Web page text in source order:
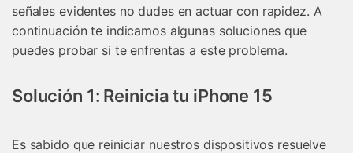
señales evidentes no dudes en actuar con rapidez. A
continuación te indicamos algunas soluciones que
puedes probar si te enfrentas a este problema.
Solución 1: Reinicia tu iPhone 15
Es sabido que reiniciar nuestros dispositivos resuelve